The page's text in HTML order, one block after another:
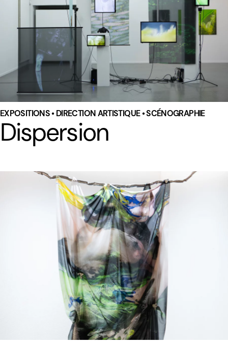
EXPOSITIONS • DIRECTION ARTISTIQUE • SCÉNOGRAPHIE
Dispersion